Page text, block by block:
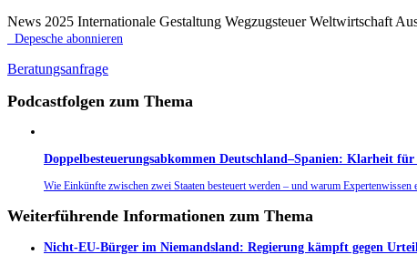
News 2025 Internationale Gestaltung Wegzugsteuer Weltwirtschaft
Depesche abonnieren
Beratungsanfrage
Podcastfolgen zum Thema
Doppelbesteuerungsabkommen Deutschland–Spanien: Klarheit
Wie Einkünfte zwischen zwei Staaten besteuert werden – und warum Expertenwissen
Weiterführende Informationen zum Thema
Nicht-EU-Bürger im Niemandsland: Regierung kämpft gegen